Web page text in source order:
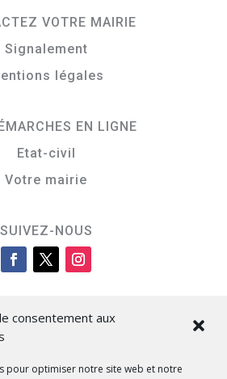
consentement aux
pour optimiser notre site web et notre
VOTRE MAIRIE
Signalement
légales
EN LIGNE
Etat-civil
Votre mairie
SUIVEZ-NOUS